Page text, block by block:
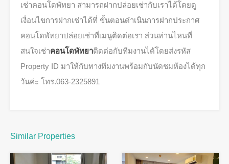
เช่าคอนโดพัทยา สามารถฝากปล่อยเช่ากับเราได้โดยดู
เงื่อนไขการฝากเช่าได้ที่ ขั้นตอนดำเนินการฝากประกาศ
คอนโดพัทยาปล่อยเช่าที่เมนูติดต่อเรา ส่วนท่านไหนที่
สนใจเช่าคอนโดพัทยาติดต่อกับทีมงานได้โดยส่งรหัส
Property ID มาให้กับทางทีมงานพร้อมกับนัดชมห้องได้ทุก
วันค่ะ โทร.063-2325891
Similar Properties